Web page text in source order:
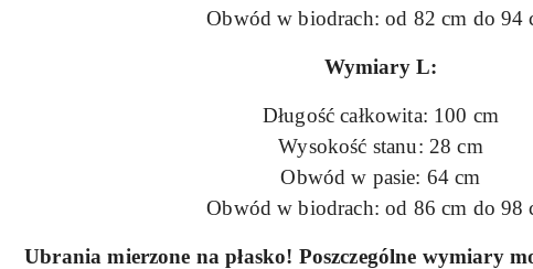
Obwód w biodrach: od 82 cm do 94
Wymiary L:
Długość całkowita: 100 cm
Wysokość stanu: 28 cm
Obwód w pasie: 64 cm
Obwód w biodrach: od 86 cm do 98
Ubrania mierzone na płasko! Poszczególne wymiary